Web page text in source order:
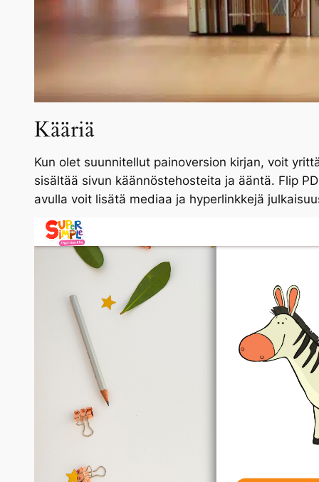
Kääriä
Kun olet suunnitellut painoversion kirjan, voit
sisältää sivun käännöstehosteita ja ääntä. Flip
avulla voit lisätä mediaa ja hyperlinkkejä